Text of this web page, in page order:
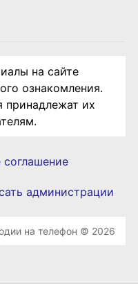
на сайте
ознакомления.
принадлежат их
соглашение
администрации
на телефон © 2026